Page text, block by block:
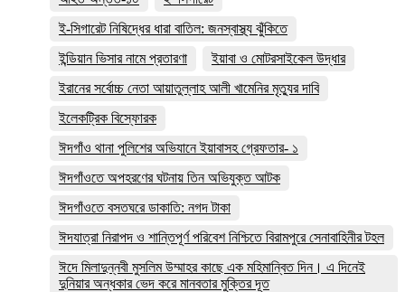
ই-সিগারেট নিষিদ্ধের ধারা বাতিল: জনস্বাস্থ্য ঝুঁকিতে
ইন্ডিয়ান ভিসার নামে প্রতারণা
ইয়াবা ও মোটরসাইকেল উদ্ধার
ইরানের সর্বোচ্চ নেতা আয়াতুল্লাহ আলী খামেনির মৃত্যুর দাবি
ইলেকট্রিক বিস্ফোরক
ঈদগাঁও থানা পুলিশের অভিযানে ইয়াবাসহ গ্রেফতার- ১
ঈদগাঁওতে অপহরণের ঘটনায় তিন অভিযুক্ত আটক
ঈদগাঁওতে বসতঘরে ডাকাতি: নগদ টাকা
ঈদযাত্রা নিরাপদ ও শান্তিপূর্ণ পরিবেশ নিশ্চিতে বিরামপুরে সেনাবাহিনীর টহল
ঈদে মিলাদুন্নবী মুসলিম উম্মাহর কাছে এক মহিমান্বিত দিন। এ দিনেই
দুনিয়ার অন্ধকার ভেদ করে মানবতার মুক্তির দূত